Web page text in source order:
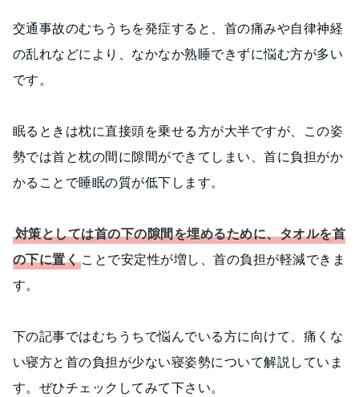
交通事故のむちうちを発症すると、首の痛みや自律神経
の乱れなどにより、なかなか熟睡できずに悩む方が多い
です。
眠るときは枕に直接頭を乗せる方が大半ですが、この姿
勢では首と枕の間に隙間ができてしまい、首に負担がか
かることで睡眠の質が低下します。
対策としては首の下の隙間を埋めるために、タオルを首
の下に置く ことで安定性が増し、首の負担が軽減できま
す。
下の記事ではむちうちで悩んでいる方に向けて、痛くな
い寝方と首の負担が少ない寝姿勢について解説していま
す。ぜひチェックしてみて下さい。